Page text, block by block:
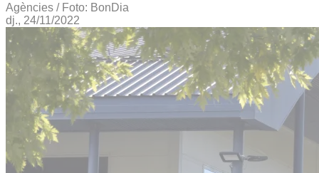
Agències / Foto: BonDia
dj., 24/11/2022